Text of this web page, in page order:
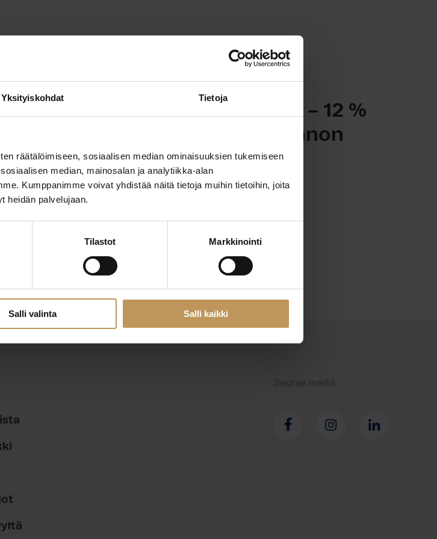
Yksityiskohdat Tietoja
räätälöimiseen, sosiaalisen median ominaisuuksien tukemiseen
median, mainosalan ja analytiikka-alan
Kumppanimme voivat yhdistää näitä tietoja muihin tietoihin, joita
heidän palvelujaan.
Tilastot Markkinointi
Salli valinta Salli kaikki
1.7.2026 Julkaisut, Lehdistötiedotteet, Yleinen
Asunnonostoaikeet kasvussa – 12 %
ilmoitti suunnittelevansa asunnon
ostoa
Lue artikkeli
Seuraa meitä: